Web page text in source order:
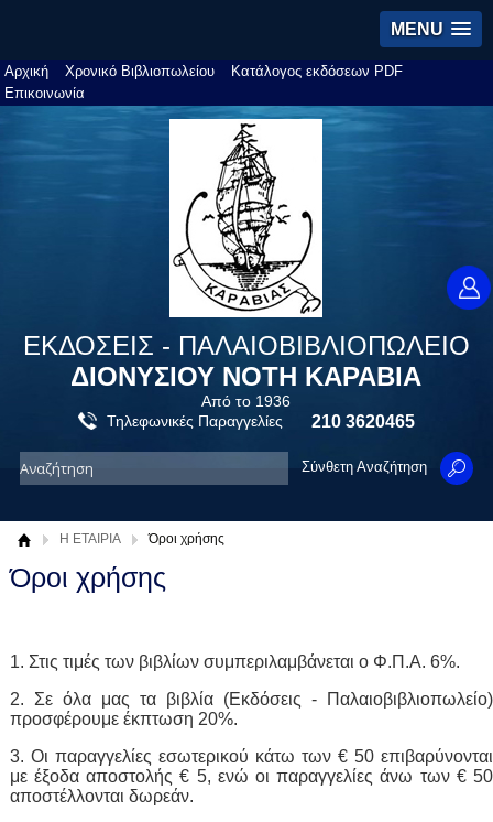
MENU
Αρχική Χρονικό Βιβλιοπωλείου
Κατάλογος εκδόσεων PDF
Επικοινωνία
ΕΚΔΟΣΕΙΣ - ΠΑΛΑΙΟΒΙΒΛΙΟΠΩΛΕΙΟ
ΔΙΟΝΥΣΙΟΥ ΝΟΤΗ ΚΑΡΑΒΙΑ
Από το 1936
Τηλεφωνικές Παραγγελίες
210 3620465
Σύνθετη Αναζήτηση
Η ΕΤΑΙΡΙΑ Όροι χρήσης
Όροι χρήσης
1. Στις τιμές των βιβλίων συμπεριλαμβάνεται ο Φ.Π.Α. 6%.
2. Σε όλα μας τα βιβλία (Εκδόσεις - Παλαιοβιβλιοπωλείο)
προσφέρουμε έκπτωση 20%.
3. Οι παραγγελίες εσωτερικού κάτω των € 50 επιβαρύνονται
με έξοδα αποστολής € 5, ενώ οι παραγγελίες άνω των € 50
αποστέλλονται δωρεάν.